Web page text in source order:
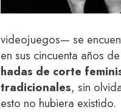
videojuegos— se
en sus cincuenta años
hadas de corte
tradicionales, sin
esto no hubiera existido.